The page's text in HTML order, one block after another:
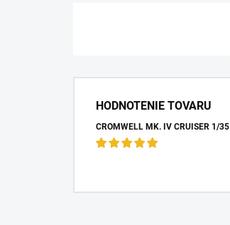
HODNOTENIE TOVARU
CROMWELL MK. IV CRUISER 1/35